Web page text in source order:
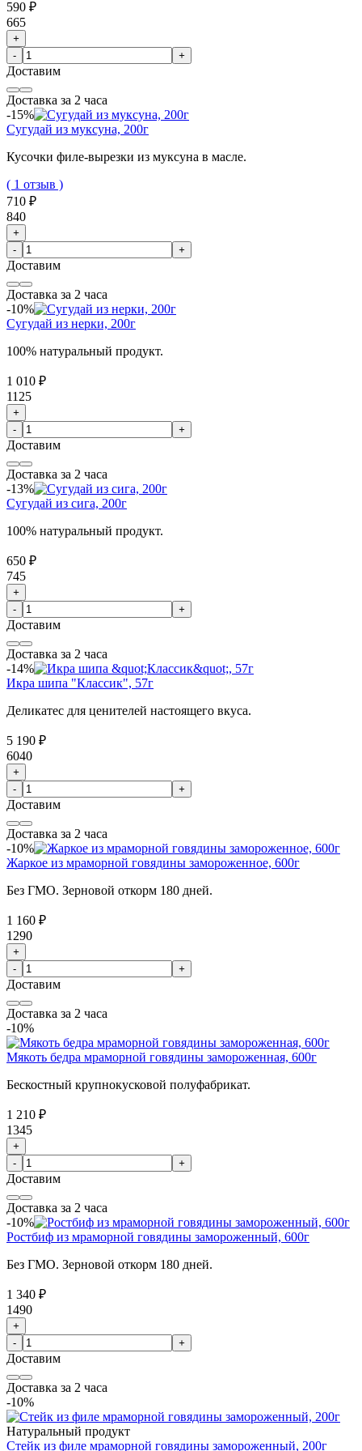
590 ₽
665
+
-
+
Доставим
Доставка за 2 часа
-15%
Сугудай из муксуна, 200г
Кусочки филе-вырезки из муксуна в масле.
( 1 отзыв )
710 ₽
840
+
-
+
Доставим
Доставка за 2 часа
-10%
Сугудай из нерки, 200г
100% натуральный продукт.
1 010 ₽
1125
+
-
+
Доставим
Доставка за 2 часа
-13%
Сугудай из сига, 200г
100% натуральный продукт.
650 ₽
745
+
-
+
Доставим
Доставка за 2 часа
-14%
Икра шипа "Классик", 57г
Деликатес для ценителей настоящего вкуса.
5 190 ₽
6040
+
-
+
Доставим
Доставка за 2 часа
-10%
Жаркое из мраморной говядины замороженное, 600г
Без ГМО. Зерновой откорм 180 дней.
1 160 ₽
1290
+
-
+
Доставим
Доставка за 2 часа
-10%
Мякоть бедра мраморной говядины замороженная, 600г
Бескостный крупнокусковой полуфабрикат.
1 210 ₽
1345
+
-
+
Доставим
Доставка за 2 часа
-10%
Ростбиф из мраморной говядины замороженный, 600г
Без ГМО. Зерновой откорм 180 дней.
1 340 ₽
1490
+
-
+
Доставим
Доставка за 2 часа
-10%
Натуральный продукт
Стейк из филе мраморной говядины замороженный, 200г